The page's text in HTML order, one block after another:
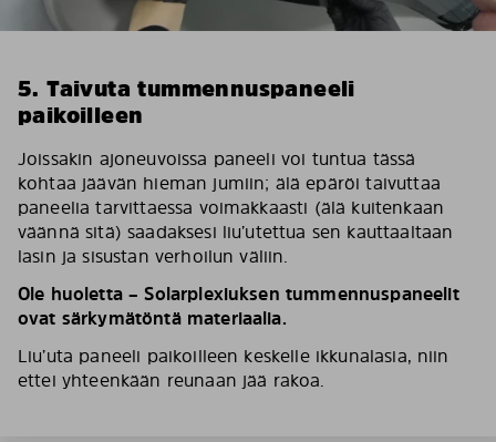
5. Taivuta tummennuspaneeli
paikoilleen
Joissakin ajoneuvoissa paneeli voi tuntua tässä
kohtaa jäävän hieman jumiin; älä epäröi taivuttaa
paneelia tarvittaessa voimakkaasti (älä kuitenkaan
väännä sitä) saadaksesi liu’utettua sen kauttaaltaan
lasin ja sisustan verhoilun väliin.
Ole huoletta – Solarplexiuksen tummennuspaneelit
ovat särkymätöntä materiaalia.
Liu’uta paneeli paikoilleen keskelle ikkunalasia, niin
ettei yhteenkään reunaan jää rakoa.